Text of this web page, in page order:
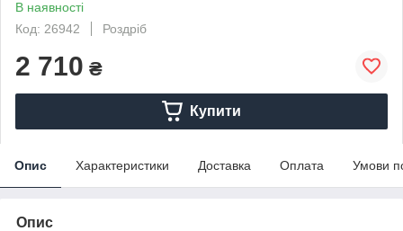
В наявності
Код: 26942
Роздріб
2 710 ₴
Купити
Опис Характеристики Доставка Оплата Умови
Опис